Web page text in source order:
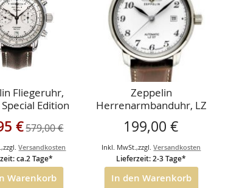
Fliegeruhr,
Edition
Zeppelin
Mechanik,
€579,00 €
,zzgl.Versandkosten
ca.2 Tage*
Warenkorb
Zeppelin
Herrenarmbanduhr, LZ
127 Graf Zeppelin
Automatik, weiß-
Silberfarbene Zahlen
7656-4
199,00 €
Inkl. MwSt.,zzgl.Versandkosten
Lieferzeit: 2-3 Tage*
In den Warenkorb